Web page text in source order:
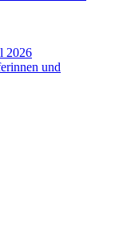
2026
und